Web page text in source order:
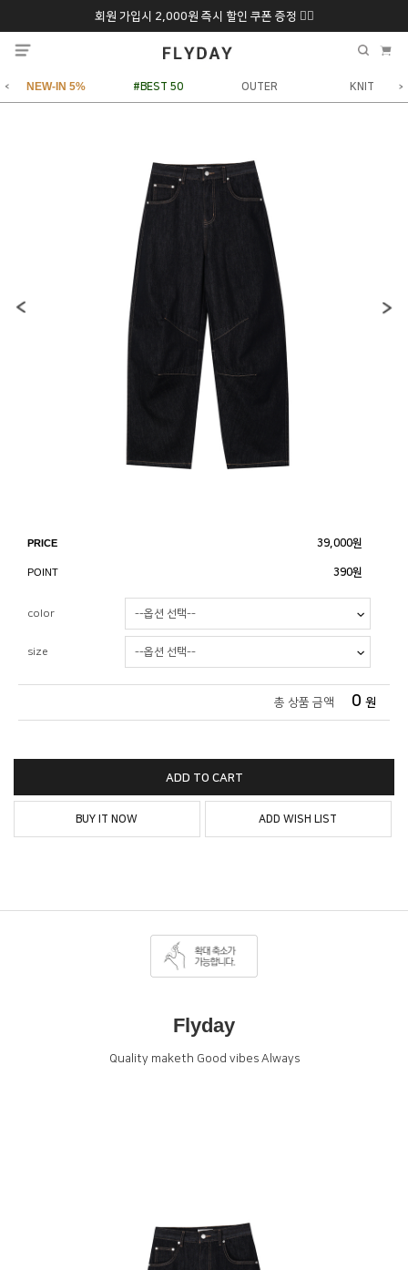
회원 가입시 2,000원 즉시 할인 쿠폰 증정 ❤️‍🔥
추석 특별 할인 10~20% 9/6 화 ~ 9/12월
NEW-IN 5% #BEST 50 OUTER KNIT
PRICE 39,000원
POINT 390원
color
size
총 상품 금액 0 원
ADD TO CART
BUY IT NOW ADD WISH LIST
Flyday
Quality maketh Good vibes Always